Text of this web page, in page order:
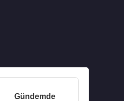
Gündemde